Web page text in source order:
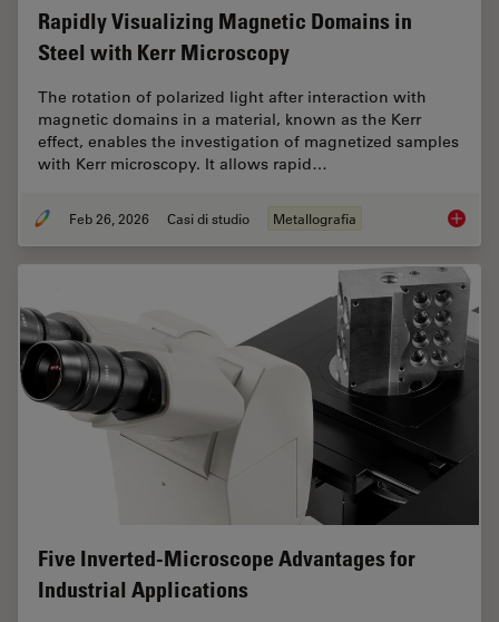
Rapidly Visualizing Magnetic Domains in
Steel with Kerr Microscopy
The rotation of polarized light after interaction with
magnetic domains in a material, known as the Kerr
effect, enables the investigation of magnetized samples
with Kerr microscopy. It allows rapid…
Feb 26, 2026 Casi di studio Metallografia
Five Inverted-Microscope Advantages for
Industrial Applications